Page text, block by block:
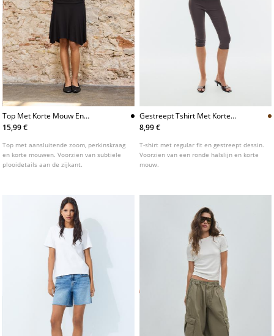
Top Met Korte Mouw En
Perkinskraag
15,99 €
Top met aansluitende zoom, perkinskraag
en korte mouwen. Voorzien van subtiele
plooidetails aan de zijkant.
Gestreept Tshirt Met Korte
Mouw
8,99 €
T-shirt met regular fit en gestreept dessin.
Voorzien van een ronde halslijn en korte
mouw.